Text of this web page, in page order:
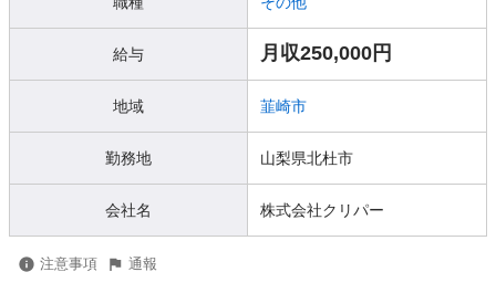
給与 月収250,000円
地域 韮崎市
勤務地 山梨県北杜市
会社名 株式会社クリパー
注意事項 通報